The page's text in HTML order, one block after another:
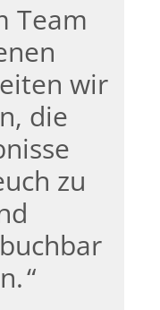
Team
wir
die
zu